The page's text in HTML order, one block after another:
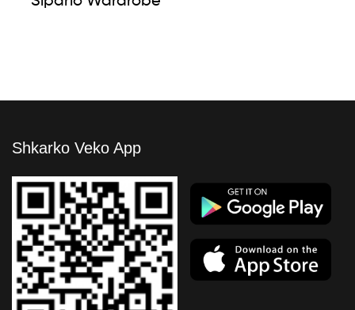
Shkarko Veko App